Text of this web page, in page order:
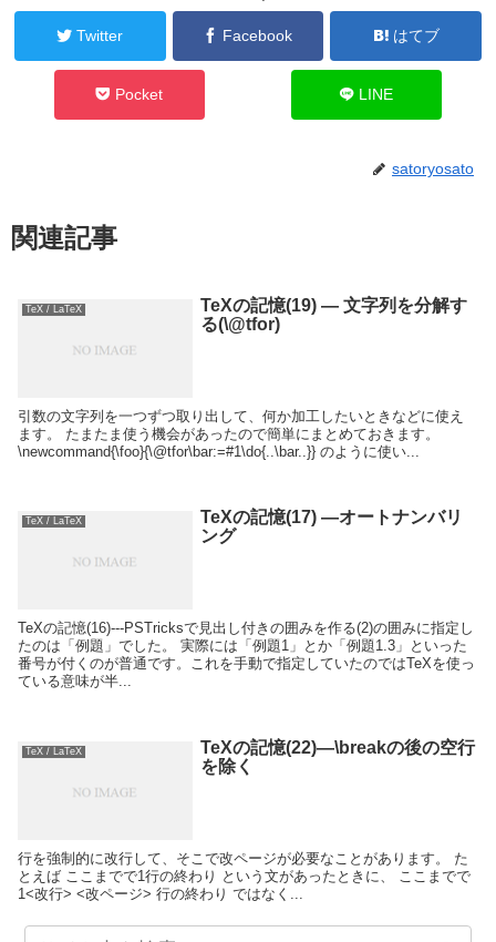
Twitter Facebook はてブ
Pocket LINE
satoryosato
関連記事
TeX / LaTeX
TeXの記憶(19) — 文字列を分解す
る(\@tfor)
引数の文字列を一つずつ取り出して、何か加工したいときなどに使え
ます。 たまたま使う機会があったので簡単にまとめておきます。
\newcommand{\foo}{\@tfor\bar:=#1\do{..\bar..}} のように使い...
TeX / LaTeX
TeXの記憶(17) —オートナンバリ
ング
TeXの記憶(16)---PSTricksで見出し付きの囲みを作る(2)の囲みに指定し
たのは「例題」でした。 実際には「例題1」とか「例題1.3」といった
番号が付くのが普通です。これを手動で指定していたのではTeXを使っ
ている意味が半...
TeX / LaTeX
TeXの記憶(22)—\breakの後の空行
を除く
行を強制的に改行して、そこで改ページが必要なことがあります。 た
とえば ここまでで1行の終わり という文があったときに、 ここまでで
1<改行> <改ページ> 行の終わり ではなく...